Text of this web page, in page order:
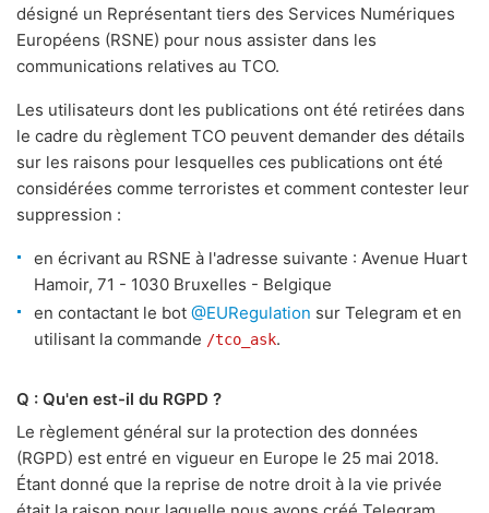
désigné un Représentant tiers des Services Numériques
Européens (RSNE) pour nous assister dans les
communications relatives au TCO.
Les utilisateurs dont les publications ont été retirées dans
le cadre du règlement TCO peuvent demander des détails
sur les raisons pour lesquelles ces publications ont été
considérées comme terroristes et comment contester leur
suppression :
en écrivant au RSNE à l'adresse suivante : Avenue Huart
Hamoir, 71 - 1030 Bruxelles - Belgique
en contactant le bot @EURegulation sur Telegram et en
utilisant la commande /tco_ask.
Q : Qu'en est-il du RGPD ?
Le règlement général sur la protection des données
(RGPD) est entré en vigueur en Europe le 25 mai 2018.
Étant donné que la reprise de notre droit à la vie privée